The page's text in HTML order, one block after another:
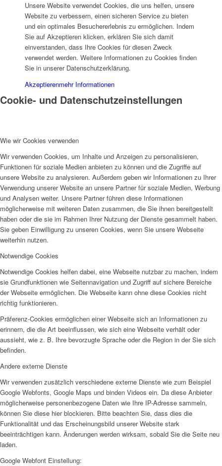
Unsere Website verwendet Cookies, die uns helfen, unsere
Website zu verbessern, einen sicheren Service zu bieten
und ein optimales Besuchererlebnis zu ermöglichen. Indem
Sie auf Akzeptieren klicken, erklären Sie sich damit
einverstanden, dass Ihre Cookies für diesen Zweck
verwendet werden. Weitere Informationen zu Cookies finden
Sie in unserer Datenschutzerklärung.
Akzeptierenmehr Informationen
Cookie- und Datenschutzeinstellungen
Wie wir Cookies verwenden
Wir verwenden Cookies, um Inhalte und Anzeigen zu personalisieren,
Funktionen für soziale Medien anbieten zu können und die Zugriffe auf
unsere Website zu analysieren. Außerdem geben wir Informationen zu Ihrer
Verwendung unserer Website an unsere Partner für soziale Medien, Werbung
und Analysen weiter. Unsere Partner führen diese Informationen
möglicherweise mit weiteren Daten zusammen, die Sie ihnen bereitgestellt
haben oder die sie im Rahmen Ihrer Nutzung der Dienste gesammelt haben.
Sie geben Einwilligung zu unseren Cookies, wenn Sie unsere Webseite
weiterhin nutzen.
Notwendige Cookies
Notwendige Cookies helfen dabei, eine Webseite nutzbar zu machen, indem
sie Grundfunktionen wie Seitennavigation und Zugriff auf sichere Bereiche
der Webseite ermöglichen. Die Webseite kann ohne diese Cookies nicht
richtig funktionieren.
Präferenz-Cookies ermöglichen einer Webseite sich an Informationen zu
erinnern, die die Art beeinflussen, wie sich eine Webseite verhält oder
aussieht, wie z. B. Ihre bevorzugte Sprache oder die Region in der Sie sich
befinden.
Andere externe Dienste
Wir verwenden zusätzlich verschiedene externe Dienste wie zum Beispiel
Google Webfonts, Google Maps und binden Videos ein. Da diese Anbieter
möglicherweise personenbezogene Daten wie Ihre IP-Adresse sammeln,
können Sie diese hier blockieren. Bitte beachten Sie, dass dies die
Funktionalität und das Erscheinungsbild unserer Website stark
beeinträchtigen kann. Änderungen werden wirksam, sobald Sie die Seite neu
laden.
Google Webfont Einstellung: